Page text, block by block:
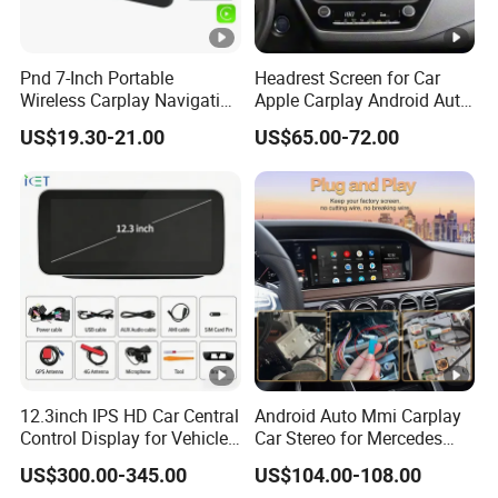
Pnd 7-Inch Portable
Wireless Carplay Navigation
Screen Android Auto Car
MP5 Player GPS Navigator
US$19.30-21.00
Headrest Screen for Car
Apple Carplay Android Auto
Updates Backup Camera
Mirror
US$65.00-72.00
12.3inch IPS HD Car Central
Control Display for Vehicle
Interior Mercedes W246
Android Music Video Radio
US$300.00-345.00
Android Auto Mmi Carplay
Car Stereo for Mercedes
Ntg5.0 Upgrade
US$104.00-108.00